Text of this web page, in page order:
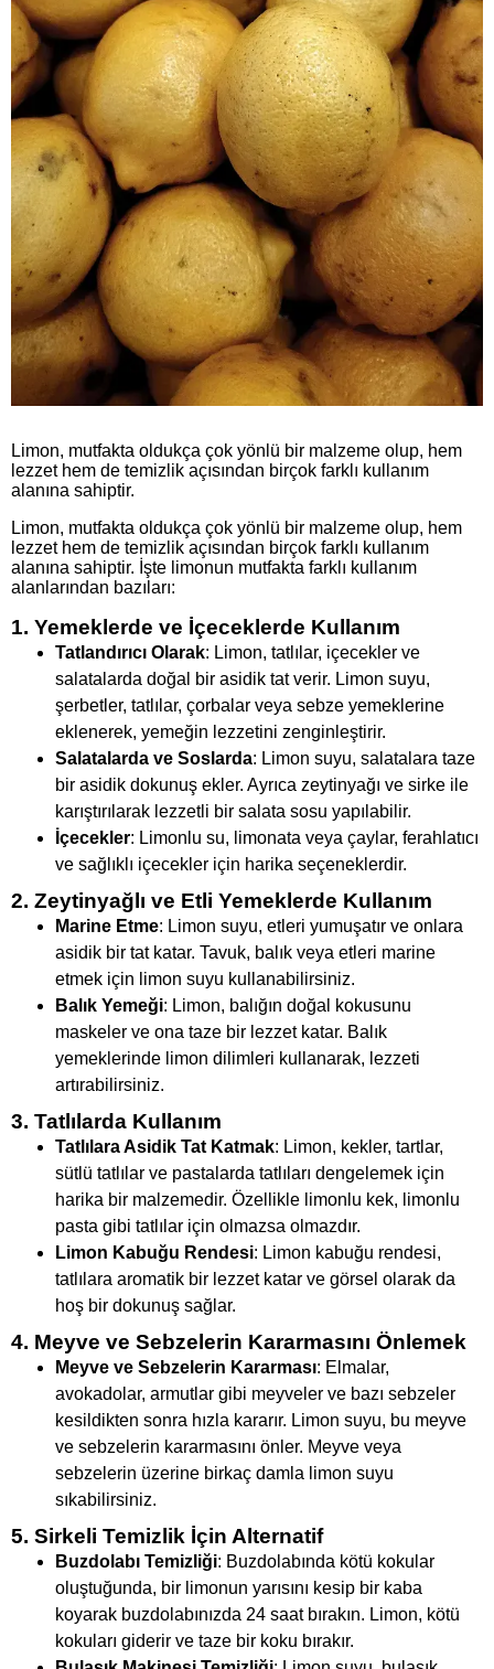
Limon, mutfakta oldukça çok yönlü bir malzeme olup, hem
lezzet hem de temizlik açısından birçok farklı kullanım
alanına sahiptir.
Limon, mutfakta oldukça çok yönlü bir malzeme olup, hem
lezzet hem de temizlik açısından birçok farklı kullanım
alanına sahiptir. İşte limonun mutfakta farklı kullanım
alanlarından bazıları:
1. Yemeklerde ve İçeceklerde Kullanım
Tatlandırıcı Olarak: Limon, tatlılar, içecekler ve
salatalarda doğal bir asidik tat verir. Limon suyu,
şerbetler, tatlılar, çorbalar veya sebze yemeklerine
eklenerek, yemeğin lezzetini zenginleştirir.
Salatalarda ve Soslarda: Limon suyu, salatalara taze
bir asidik dokunuş ekler. Ayrıca zeytinyağı ve sirke ile
karıştırılarak lezzetli bir salata sosu yapılabilir.
İçecekler: Limonlu su, limonata veya çaylar, ferahlatıcı
ve sağlıklı içecekler için harika seçeneklerdir.
2. Zeytinyağlı ve Etli Yemeklerde Kullanım
Marine Etme: Limon suyu, etleri yumuşatır ve onlara
asidik bir tat katar. Tavuk, balık veya etleri marine
etmek için limon suyu kullanabilirsiniz.
Balık Yemeği: Limon, balığın doğal kokusunu
maskeler ve ona taze bir lezzet katar. Balık
yemeklerinde limon dilimleri kullanarak, lezzeti
artırabilirsiniz.
3. Tatlılarda Kullanım
Tatlılara Asidik Tat Katmak: Limon, kekler, tartlar,
sütlü tatlılar ve pastalarda tatlıları dengelemek için
harika bir malzemedir. Özellikle limonlu kek, limonlu
pasta gibi tatlılar için olmazsa olmazdır.
Limon Kabuğu Rendesi: Limon kabuğu rendesi,
tatlılara aromatik bir lezzet katar ve görsel olarak da
hoş bir dokunuş sağlar.
4. Meyve ve Sebzelerin Kararmasını Önlemek
Meyve ve Sebzelerin Kararması: Elmalar,
avokadolar, armutlar gibi meyveler ve bazı sebzeler
kesildikten sonra hızla kararır. Limon suyu, bu meyve
ve sebzelerin kararmasını önler. Meyve veya
sebzelerin üzerine birkaç damla limon suyu
sıkabilirsiniz.
5. Sirkeli Temizlik İçin Alternatif
Buzdolabı Temizliği: Buzdolabında kötü kokular
oluştuğunda, bir limonun yarısını kesip bir kaba
koyarak buzdolabınızda 24 saat bırakın. Limon, kötü
kokuları giderir ve taze bir koku bırakır.